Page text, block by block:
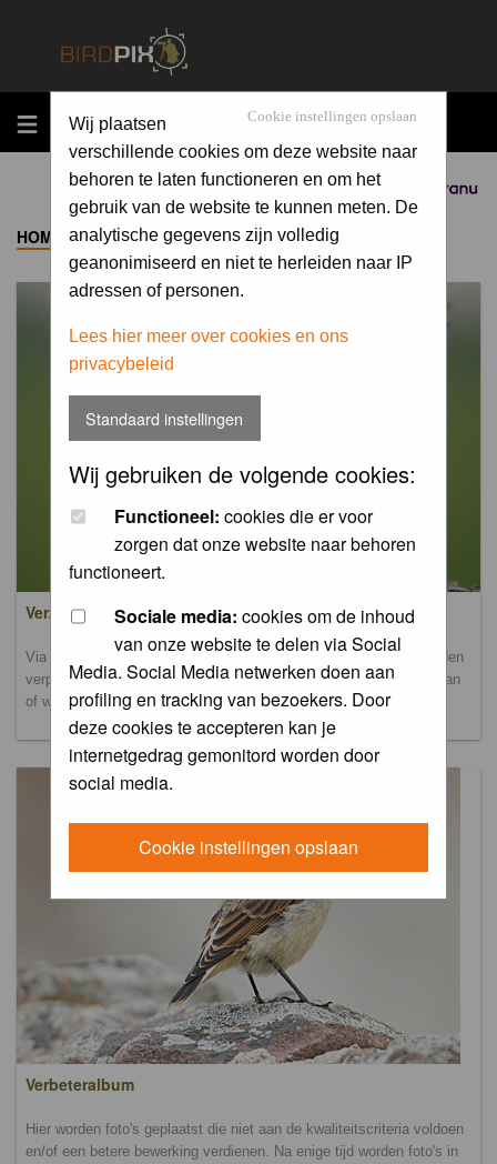
MENU
Sponsored by
Cookie instellingen opslaan
Wij plaatsen
verschillende cookies om deze website naar
behoren te laten functioneren en om het
gebruik van de website te kunnen meten. De
analytische gegevens zijn volledig
geanonimiseerd en niet te herleiden naar IP
adressen of personen.
Lees hier meer over cookies en ons
privacybeleid
Standaard instellingen
Wij gebruiken de volgende cookies:
Functioneel: cookies die er voor
zorgen dat onze website naar behoren
functioneert.
Sociale media: cookies om de inhoud
van onze website te delen via Social
Media. Social Media netwerken doen aan
profiling en tracking van bezoekers. Door
deze cookies te accepteren kan je
internetgedrag gemonitord worden door
social media.
Cookie instellingen opslaan
HOME ->ALBUM
Verzamel- en uploadalbum
Via dit album kun je foto's uploaden. Onderscheidende foto's worden
verplaatst naar de database-albums. Andere foto's blijven hier staan
of worden verplaatst naar het verbeteralbum.
Verbeteralbum
Hier worden foto's geplaatst die niet aan de kwaliteitscriteria voldoen
en/of een betere bewerking verdienen. Na enige tijd worden foto's in